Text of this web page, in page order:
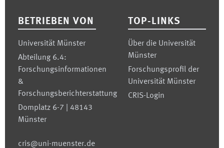
BETRIEBEN VON
Universität Münster
Abteilung 6.4:
Forschungsinformationen
&
Forschungsberichterstattung
Domplatz 6-7 | 48143
Münster
cris@uni-muenster.de
TOP-LINKS
Über die Universität
Münster
Forschungsprofil der
Universität Münster
CRIS-Login